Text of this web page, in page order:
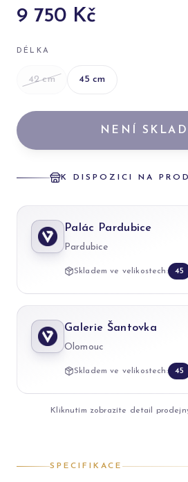
9 750 Kč
DÉLKA
42cm 45 cm
NENÍ
K DISPOZICI NA
Palác Pardubice
Pardubice
Skladem ve velikostech: 45
Galerie Šantovka
Olomouc
Skladem ve velikostech: 45
Kliknutím zobrazíte detail
SPECIFIKACE